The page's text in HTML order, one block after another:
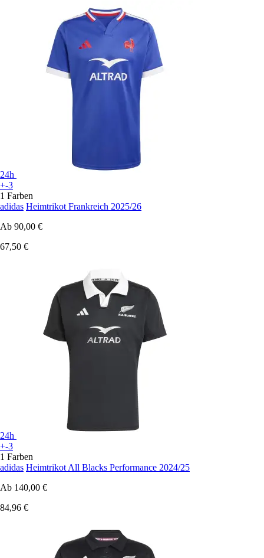
24h
+-3
1 Farben
adidas Heimtrikot Frankreich 2025/26
Ab 90,00 €
67,50 €
24h
+-3
1 Farben
adidas Heimtrikot All Blacks Performance 2024/25
Ab 140,00 €
84,96 €